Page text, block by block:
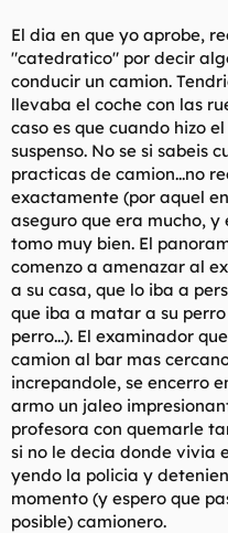
El dia en que yo aprobe,
"catedratico" por decir
conducir un camion.
llevaba el coche con las
caso es que cuando hizo
suspenso. No se si sabeis
practicas de camion...no
exactamente (por aquel
aseguro que era mucho, y
tomo muy bien. El
comenzo a amenazar al
a su casa, que lo iba a
que iba a matar a su
perro...). El examinador
camion al bar mas
increpandole, se encerro
armo un jaleo
profesora con quemarle
si no le decia donde vivia
yendo la policia y
momento (y espero que
posible) camionero.